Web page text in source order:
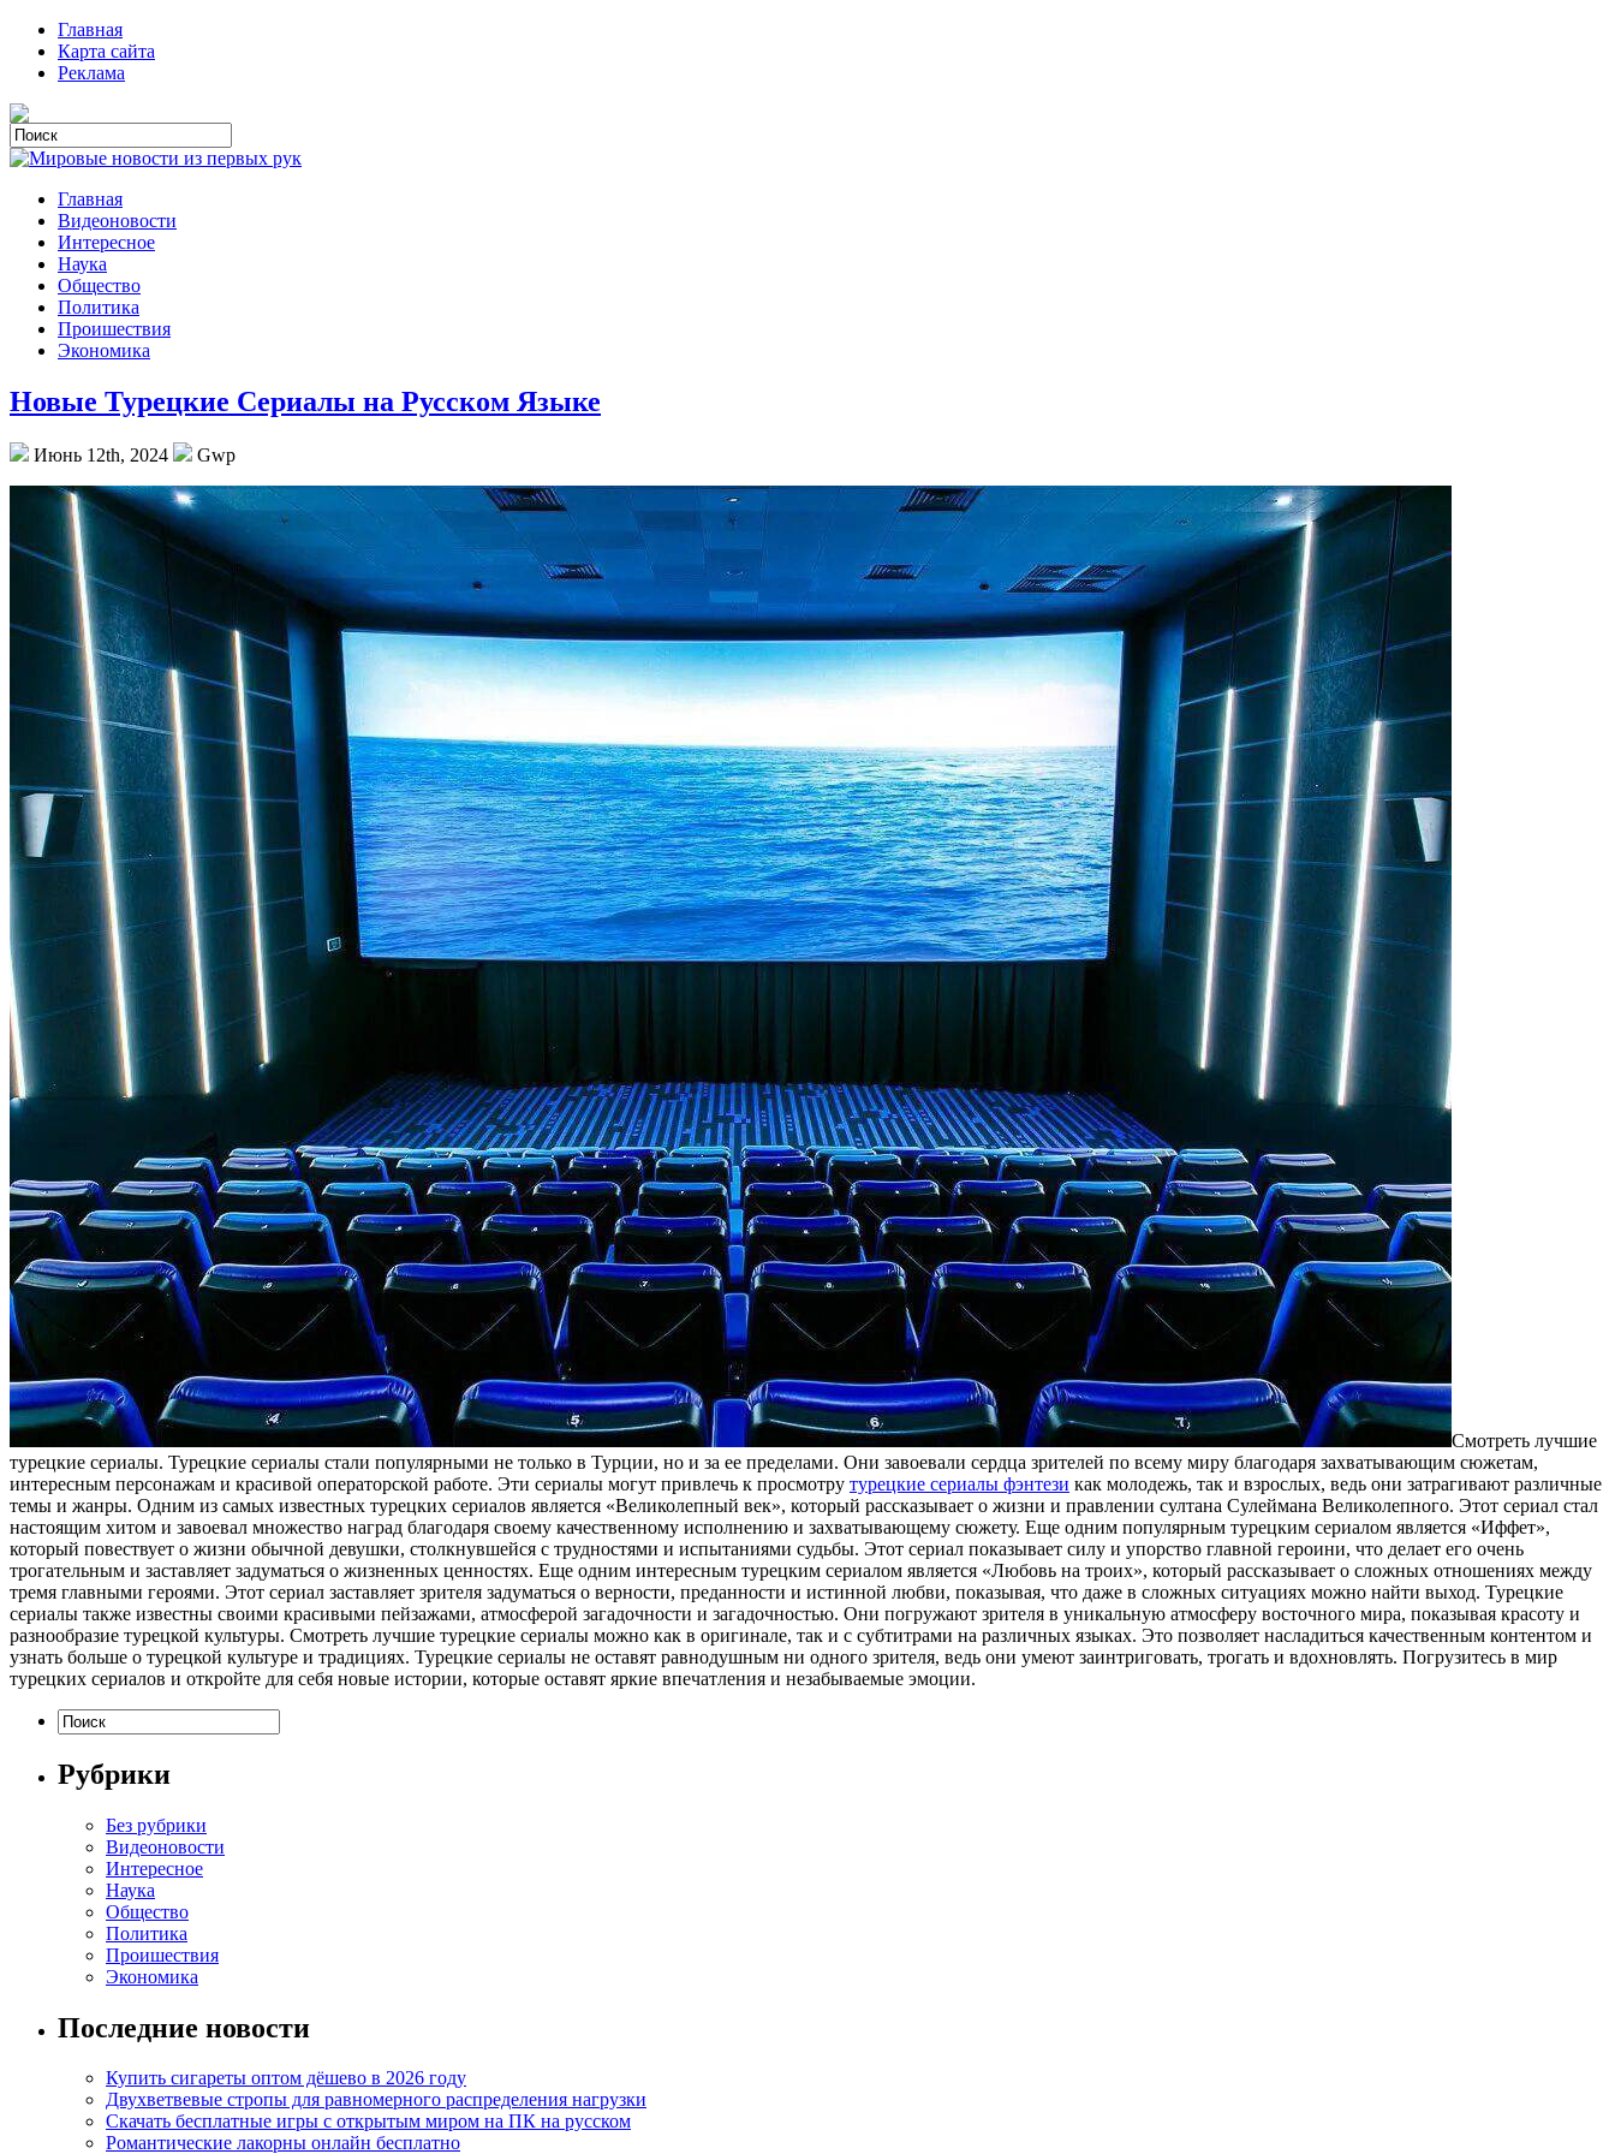
Главная
Карта сайта
Реклама
Главная
Видеоновости
Интересное
Наука
Общество
Политика
Проишествия
Экономика
Новые Турецкие Сериалы на Русском Языке
Июнь 12th, 2024 Gwp
Смoтрeть лучшиe
турeцкиe сериалы. Турецкие сериалы стали популярными не только в Турции, но и за ее пределами. Они завоевали сердца зрителей по всему миру благодаря захватывающим сюжетам,
интересным персонажам и красивой операторской работе. Эти сериалы могут привлечь к просмотру турецкие сериалы фэнтези как молодежь, так и взрослых, ведь они затрагивают различные
темы и жанры. Одним из самых известных турецких сериалов является «Великолепный век», который рассказывает о жизни и правлении султана Сулеймана Великолепного. Этот сериал стал
настоящим хитом и завоевал множество наград благодаря своему качественному исполнению и захватывающему сюжету. Еще одним популярным турецким сериалом является «Иффет»,
который повествует о жизни обычной девушки, столкнувшейся с трудностями и испытаниями судьбы. Этот сериал показывает силу и упорство главной героини, что делает его очень
трогательным и заставляет задуматься о жизненных ценностях. Еще одним интересным турецким сериалом является «Любовь на троих», который рассказывает о сложных отношениях между
тремя главными героями. Этот сериал заставляет зрителя задуматься о верности, преданности и истинной любви, показывая, что даже в сложных ситуациях можно найти выход. Турецкие
сериалы также известны своими красивыми пейзажами, атмосферой загадочности и загадочностью. Они погружают зрителя в уникальную атмосферу восточного мира, показывая красоту и
разнообразие турецкой культуры. Смотреть лучшие турецкие сериалы можно как в оригинале, так и с субтитрами на различных языках. Это позволяет насладиться качественным контентом и
узнать больше о турецкой культуре и традициях. Турецкие сериалы не оставят равнодушным ни одного зрителя, ведь они умеют заинтриговать, трогать и вдохновлять. Погрузитесь в мир
турецких сериалов и откройте для себя новые истории, которые оставят яркие впечатления и незабываемые эмоции.
Рубрики
Без рубрики
Видеоновости
Интересное
Наука
Общество
Политика
Проишествия
Экономика
Последние новости
Купить сигареты оптом дёшево в 2026 году
Двухветвевые стропы для равномерного распределения нагрузки
Скачать бесплатные игры с открытым миром на ПК на русском
Романтические лакорны онлайн бесплатно